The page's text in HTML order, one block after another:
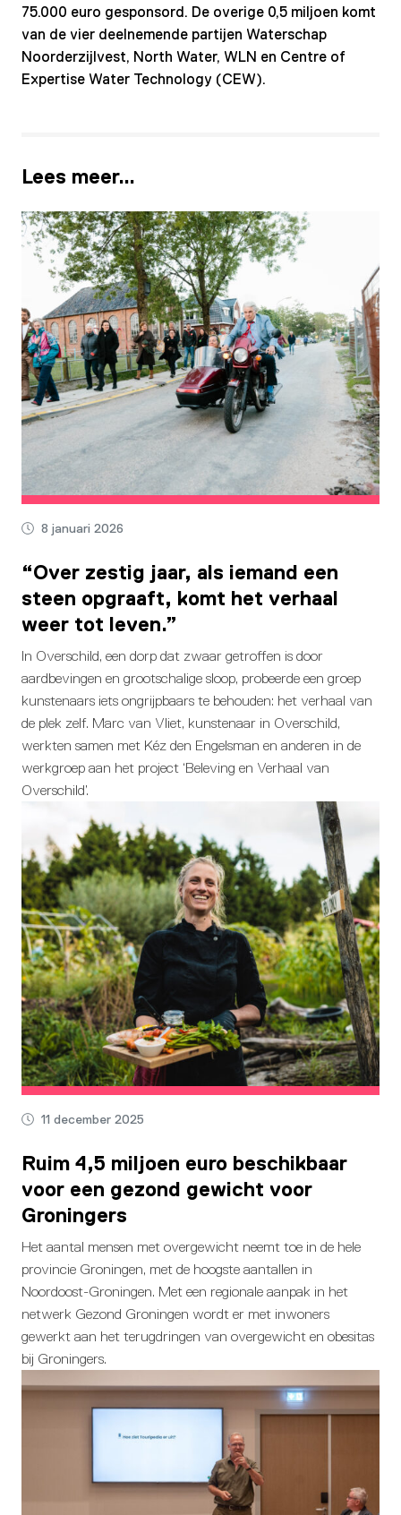
75.000 euro gesponsord. De overige 0,5 miljoen komt
van de vier deelnemende partijen Waterschap
Noorderzijlvest, North Water, WLN en Centre of
Expertise Water Technology (CEW).
Lees meer…
8 januari 2026
“Over zestig jaar, als iemand een
steen opgraaft, komt het verhaal
weer tot leven.”
In Overschild, een dorp dat zwaar getroffen is door
aardbevingen en grootschalige sloop, probeerde een groep
kunstenaars iets ongrijpbaars te behouden: het verhaal van
de plek zelf. Marc van Vliet, kunstenaar in Overschild,
werkten samen met Kéz den Engelsman en anderen in de
werkgroep aan het project ‘Beleving en Verhaal van
Overschild’.
11 december 2025
Ruim 4,5 miljoen euro beschikbaar
voor een gezond gewicht voor
Groningers
Het aantal mensen met overgewicht neemt toe in de hele
provincie Groningen, met de hoogste aantallen in
Noordoost-Groningen. Met een regionale aanpak in het
netwerk Gezond Groningen wordt er met inwoners
gewerkt aan het terugdringen van overgewicht en obesitas
bij Groningers.